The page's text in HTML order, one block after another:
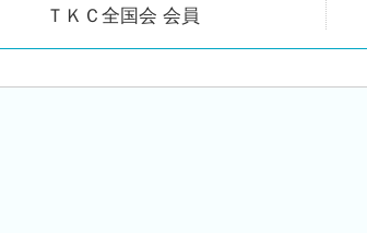
ＴＫＣ全国会 会員